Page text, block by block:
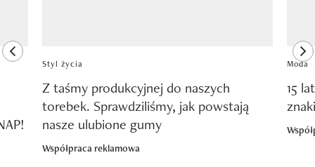
previous element
Styl życia
Z taśmy produkcyjnej do naszych
torebek. Sprawdziliśmy, jak powstają
nasze ulubione gumy
Współpraca reklamowa
Moda
15